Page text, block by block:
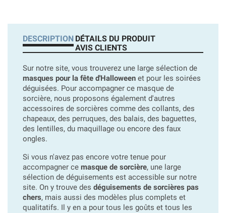
DESCRIPTION DÉTAILS DU PRODUIT
AVIS CLIENTS
Sur notre site, vous trouverez une large sélection de
masques pour la fête d'Halloween et pour les soirées
déguisées. Pour accompagner ce masque de
sorcière, nous proposons également d'autres
accessoires de sorcières comme des collants, des
chapeaux, des perruques, des balais, des baguettes,
des lentilles, du maquillage ou encore des faux
ongles.
Si vous n'avez pas encore votre tenue pour
accompagner ce masque de sorcière, une large
sélection de déguisements est accessible sur notre
site. On y trouve des déguisements de sorcières pas
chers, mais aussi des modèles plus complets et
qualitatifs. Il y en a pour tous les goûts et tous les